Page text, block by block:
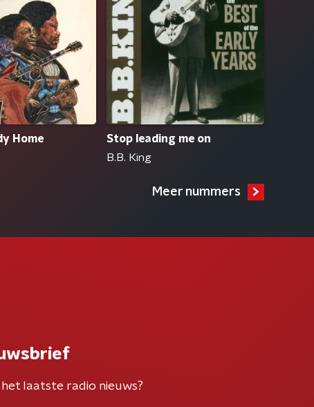
Home
Stop leading me on
B.B. King
Meer nummers
laatste radio nieuws?